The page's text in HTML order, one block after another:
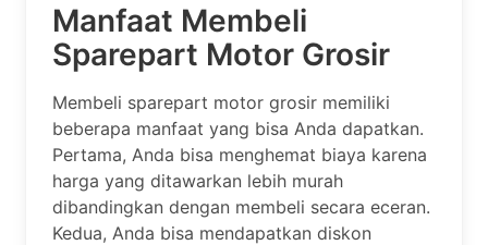
Manfaat Membeli
Sparepart Motor Grosir
Membeli sparepart motor grosir memiliki
beberapa manfaat yang bisa Anda dapatkan.
Pertama, Anda bisa menghemat biaya karena
harga yang ditawarkan lebih murah
dibandingkan dengan membeli secara eceran.
Kedua, Anda bisa mendapatkan diskon